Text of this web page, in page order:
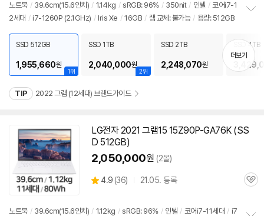
노트북 / 39.6cm(15.6인치) / 1.14kg / sRGB: 96% / 350nit / 인텔 / 코어i7-1
2세대 / i7-1260P (2.1GHz) / Iris Xe / 16GB / 램 교체: 불가능 / 용량: 512GB
펼
치
기
1위
SSD 512GB
1,955,660원
2위
SSD 1TB
2,040,000원
SSD 2TB
2,248,070원
SSD 4TB
더보기
TIP 2022 그램 (12세대) 브랜드가이드
LG전자 2021 그램15 15Z90P-GA76K (SS
D 512GB)
2,050,000원 (2몰)
별
4.9 (상
36) 21.05. 등록
관
노트북 / 39.6cm(15.6인치) / 1.12kg / sRGB: 96% / 인텔 / 코어i7-11세대 / i7